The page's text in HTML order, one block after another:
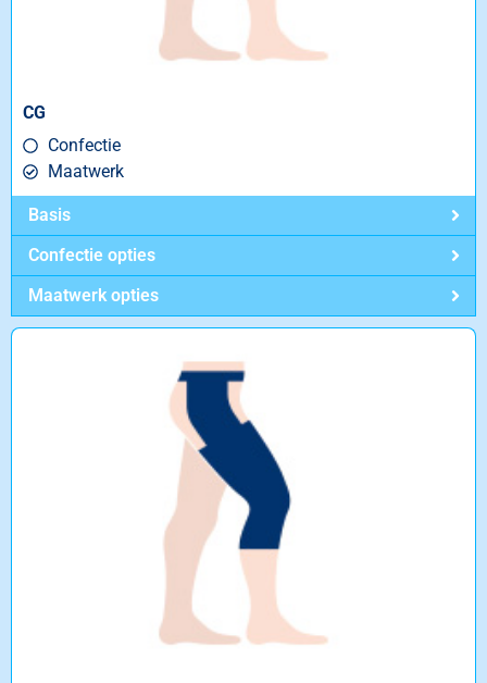
CG
Confectie
Maatwerk
Basis
Confectie opties
Maatwerk opties